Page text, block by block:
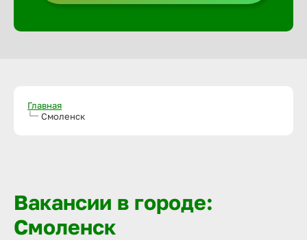
Главная
Смоленск
Вакансии в городе:
Смоленск